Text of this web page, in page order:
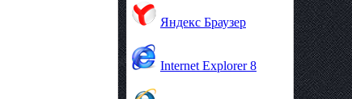
Яндекс Браузер
Internet Explorer 8